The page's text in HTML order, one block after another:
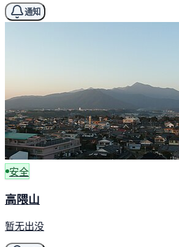
通知
安全
高隈山
暂无出没